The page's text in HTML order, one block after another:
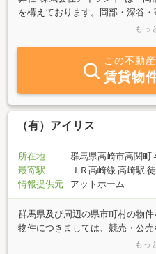
を構えております。岡部・深谷
お部屋探しから不動産の購入、
がない物件のご要望がありまし
もっ
この不動
賃貸物
（有）アイリス
所在地
群馬県高崎市高関町
最寄駅
ＪＲ高崎線 高崎駅
情報提供元
アットホーム
群馬県及び周辺の県市町村の物
物件につきましては、競売・公
ております。落札できた物件をもっ